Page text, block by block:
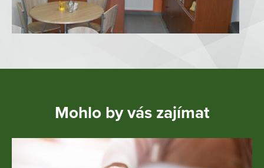
Mohlo by vás zajímat